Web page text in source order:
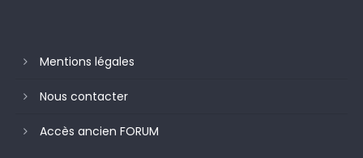
Mentions légales
Nous contacter
Accès ancien FORUM